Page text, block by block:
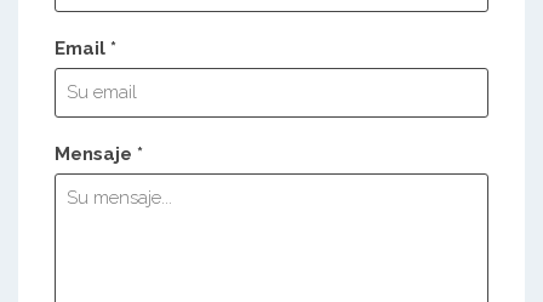
Email *
Mensaje *